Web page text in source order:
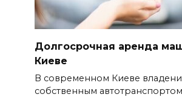
Долгосрочная аренда
Киеве
В современном Киеве
собственным автотранспортом